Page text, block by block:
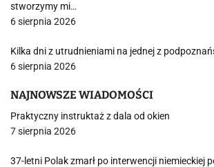
stworzymy mi…
6 sierpnia 2026
Kilka dni z utrudnieniami na jednej z
6 sierpnia 2026
NAJNOWSZE WIADOMOŚCI
Praktyczny instruktaż z dala od okien
7 sierpnia 2026
37-letni Polak zmarł po interwencji niemieckiej